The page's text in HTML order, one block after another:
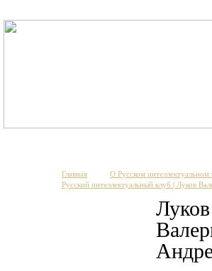
Главная О Русском интеллектуальном
Русский интеллектуальный клуб | Луков
Луков